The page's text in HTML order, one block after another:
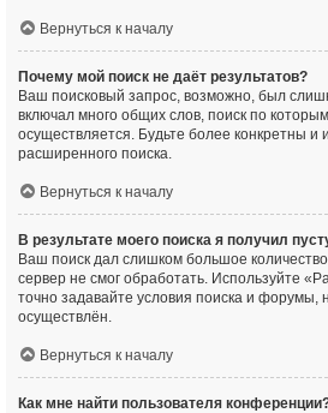
Вернуться к началу
Почему мой поиск не даёт результатов?
Ваш поисковый запрос, возможно, был
включал много общих слов, поиск по
осуществляется. Будьте более конкретны и
расширенного поиска.
Вернуться к началу
В результате моего поиска я получил
Ваш поиск дал слишком большое
сервер не смог обработать. Используйте
точно задавайте условия поиска и форумы,
осуществлён.
Вернуться к началу
Как мне найти пользователя